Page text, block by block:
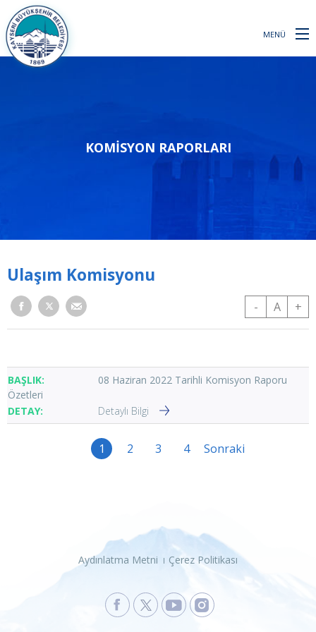
MENÜ
KOMISYON RAPORLARI
Ulaşım Komisyonu
- A +
08 Haziran 2022 Tarihli Komisyon Raporu
Özetleri
Detaylı Bilgi
1 2 3 4 Sonraki
Aydınlatma Metni Çerez Politikası